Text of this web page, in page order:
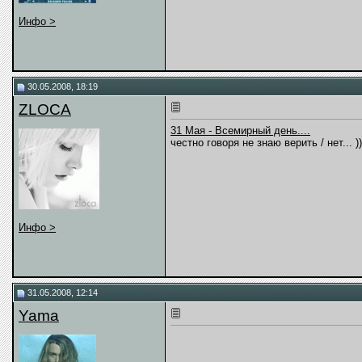
Инфо >
30.05.2008, 18:19
ZLOCA
Инфо >
31 Мая - Всемирный день....
честно говоря не знаю верить / нет...
31.05.2008, 12:14
Yama